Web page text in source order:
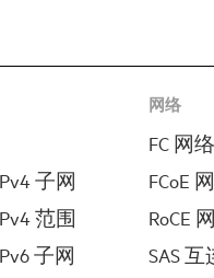
子网
范围
子网
网络
FC 网络
FCoE
RoCE
SAS